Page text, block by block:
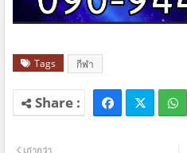
Tags กีฬา
เก่ากว่า